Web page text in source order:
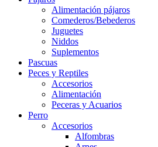
Alimentación pájaros
Comederos/Bebederos
Juguetes
Niddos
Suplementos
Pascuas
Peces y Reptiles
Accesorios
Alimentación
Peceras y Acuarios
Perro
Accesorios
Alfombras